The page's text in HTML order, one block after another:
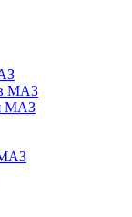
МАЗ
МАЗ
МАЗ